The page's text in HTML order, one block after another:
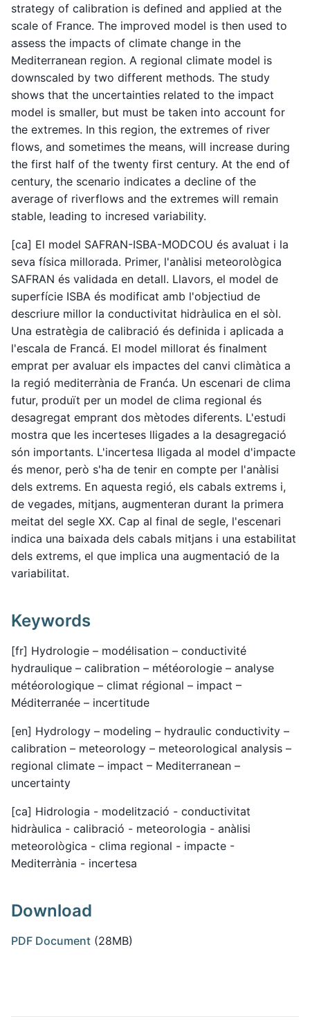
strategy of calibration is defined and applied at the
scale of France. The improved model is then used to
assess the impacts of climate change in the
Mediterranean region. A regional climate model is
downscaled by two different methods. The study
shows that the uncertainties related to the impact
model is smaller, but must be taken into account for
the extremes. In this region, the extremes of river
flows, and sometimes the means, will increase during
the first half of the twenty first century. At the end of
century, the scenario indicates a decline of the
average of riverflows and the extremes will remain
stable, leading to incresed variability.
[ca] El model SAFRAN-ISBA-MODCOU és avaluat i la
seva física millorada. Primer, l'anàlisi meteorològica
SAFRAN és validada en detall. Llavors, el model de
superfície ISBA és modificat amb l'objectiud de
descriure millor la conductivitat hidràulica en el sòl.
Una estratègia de calibració és definida i aplicada a
l'escala de Francá. El model millorat és finalment
emprat per avaluar els impactes del canvi climàtica a
la regió mediterrània de Franća. Un escenari de clima
futur, produït per un model de clima regional és
desagregat emprant dos mètodes diferents. L'estudi
mostra que les incerteses lligades a la desagregació
són importants. L'incertesa lligada al model d'impacte
és menor, però s'ha de tenir en compte per l'anàlisi
dels extrems. En aquesta regió, els cabals extrems i,
de vegades, mitjans, augmenteran durant la primera
meitat del segle XX. Cap al final de segle, l'escenari
indica una baixada dels cabals mitjans i una estabilitat
dels extrems, el que implica una augmentació de la
variabilitat.
Keywords
[fr] Hydrologie – modélisation – conductivité
hydraulique – calibration – météorologie – analyse
météorologique – climat régional – impact –
Méditerranée – incertitude
[en] Hydrology – modeling – hydraulic conductivity –
calibration – meteorology – meteorological analysis –
regional climate – impact – Mediterranean –
uncertainty
[ca] Hidrologia - modelització - conductivitat
hidràulica - calibració - meteorologia - anàlisi
meteorològica - clima regional - impacte -
Mediterrània - incertesa
Download
PDF Document (28MB)